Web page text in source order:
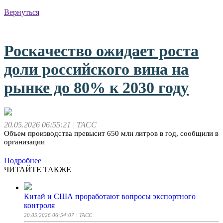
Вернуться
Роскачество ожидает роста
доли российского вина на
рынке до 80% к 2030 году
20.05.2026 06:55:21 | ТАСС
Объем производства превысит 650 млн литров в год, сообщили в
организации
Подробнее
ЧИТАЙТЕ ТАКЖЕ
Китай и США проработают вопросы экспортного
контроля
20.05.2026 06:54:07 | ТАСС